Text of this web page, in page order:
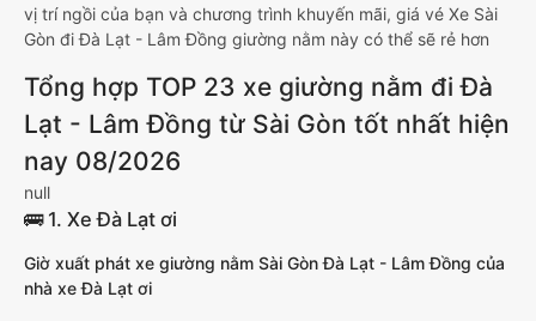
vị trí ngồi của bạn và chương trình khuyến mãi, giá vé Xe Sài
Gòn đi Đà Lạt - Lâm Đồng giường nằm này có thể sẽ rẻ hơn
Tổng hợp TOP 23 xe giường nằm đi Đà
Lạt - Lâm Đồng từ Sài Gòn tốt nhất hiện
nay 08/2026
null
🚌 1. Xe Đà Lạt ơi
Giờ xuất phát xe giường nằm Sài Gòn Đà Lạt - Lâm Đồng của
nhà xe Đà Lạt ơi